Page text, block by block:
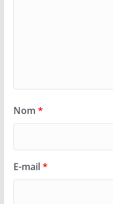
Nom *
E-mail*